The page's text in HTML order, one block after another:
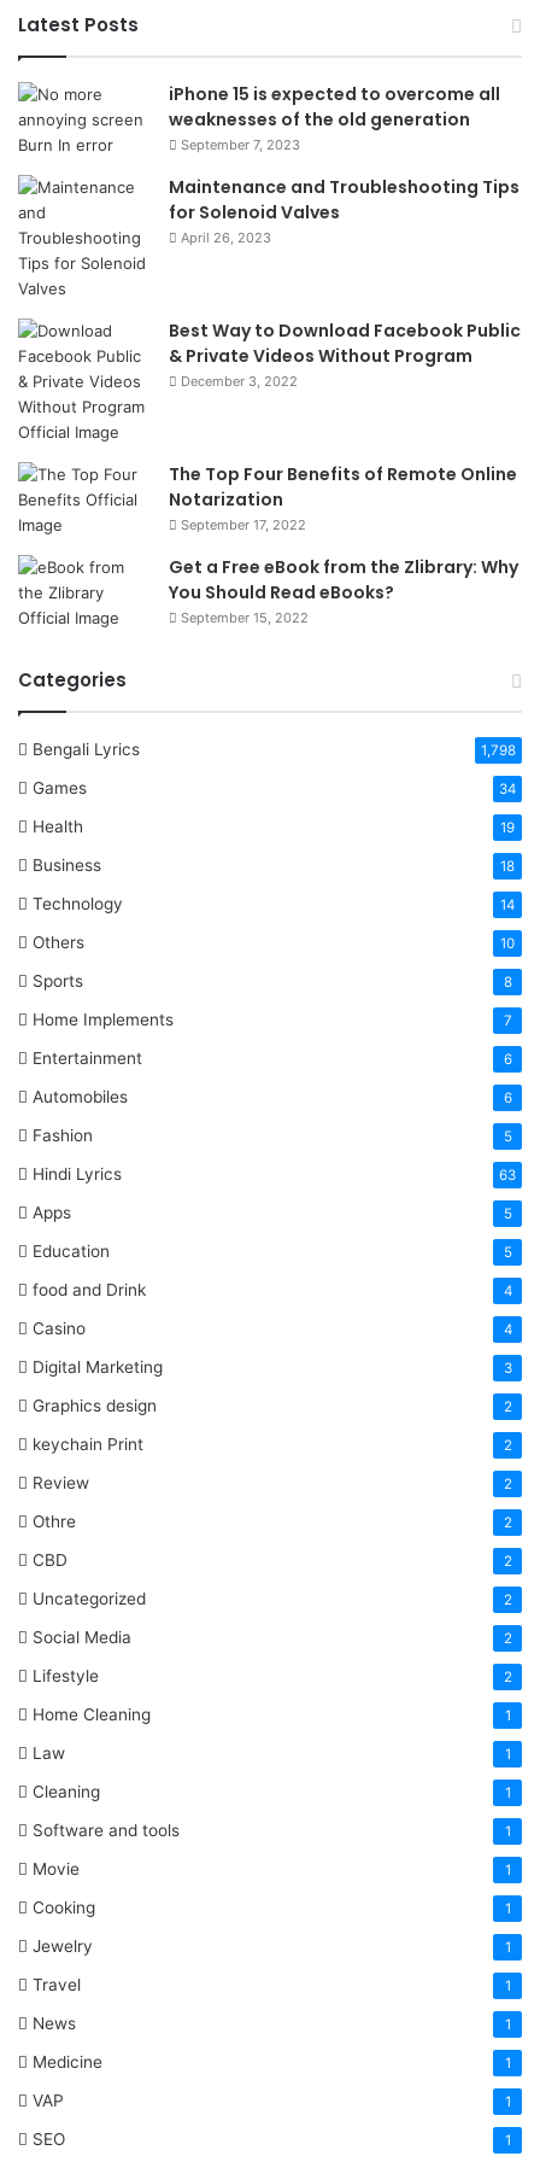
Latest Posts
iPhone 15 is expected to overcome all
weaknesses of the old generation
September 7, 2023
Maintenance and Troubleshooting Tips
for Solenoid Valves
April 26, 2023
Best Way to Download Facebook Public
& Private Videos Without Program
December 3, 2022
The Top Four Benefits of Remote Online
Notarization
September 17, 2022
Get a Free eBook from the Zlibrary: Why
You Should Read eBooks?
September 15, 2022
Categories
Bengali Lyrics 1,798
Games 34
Health 19
Business 18
Technology 14
Others 10
Sports 8
Home Implements 7
Entertainment 6
Automobiles 6
Fashion 5
Hindi Lyrics 63
Apps 5
Education 5
food and Drink 4
Casino 4
Digital Marketing 3
Graphics design 2
keychain Print 2
Review 2
Othre 2
CBD 2
Uncategorized 2
Social Media 2
Lifestyle 2
Home Cleaning 1
Law 1
Cleaning 1
Software and tools 1
Movie 1
Cooking 1
Jewelry 1
Travel 1
News 1
Medicine 1
VAP 1
SEO 1